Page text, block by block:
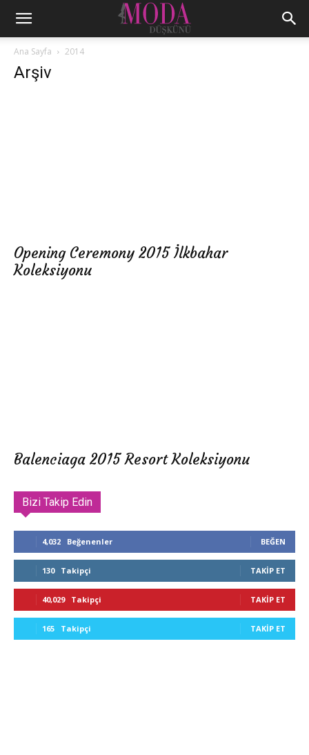
Ana Sayfa 2014
Arşiv
Opening Ceremony 2015 İlkbahar
Koleksiyonu
Balenciaga 2015 Resort Koleksiyonu
Bizi Takip Edin
4,032 Beğenenler BEĞEN
130 Takipçi TAKIP ET
40,029 Takipçi TAKIP ET
165 Takipçi TAKIP ET